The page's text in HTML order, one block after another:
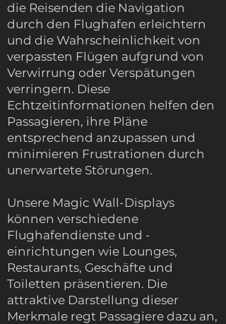
die Reisenden die Navigation
durch den Flughafen erleichtern
und die Wahrscheinlichkeit von
verpassten Flügen aufgrund von
Verwirrung oder Verspätungen
verringern. Diese
Echtzeitinformationen helfen den
Passagieren, ihre Pläne
entsprechend anzupassen und
minimieren Frustrationen durch
unerwartete Störungen.
Unsere Magic Wall-Displays
können verschiedene
Flughafendienste und -
einrichtungen wie Lounges,
Restaurants, Geschäfte und
Toiletten präsentieren. Die
attraktive Darstellung dieser
Merkmale regt Passagiere dazu an,